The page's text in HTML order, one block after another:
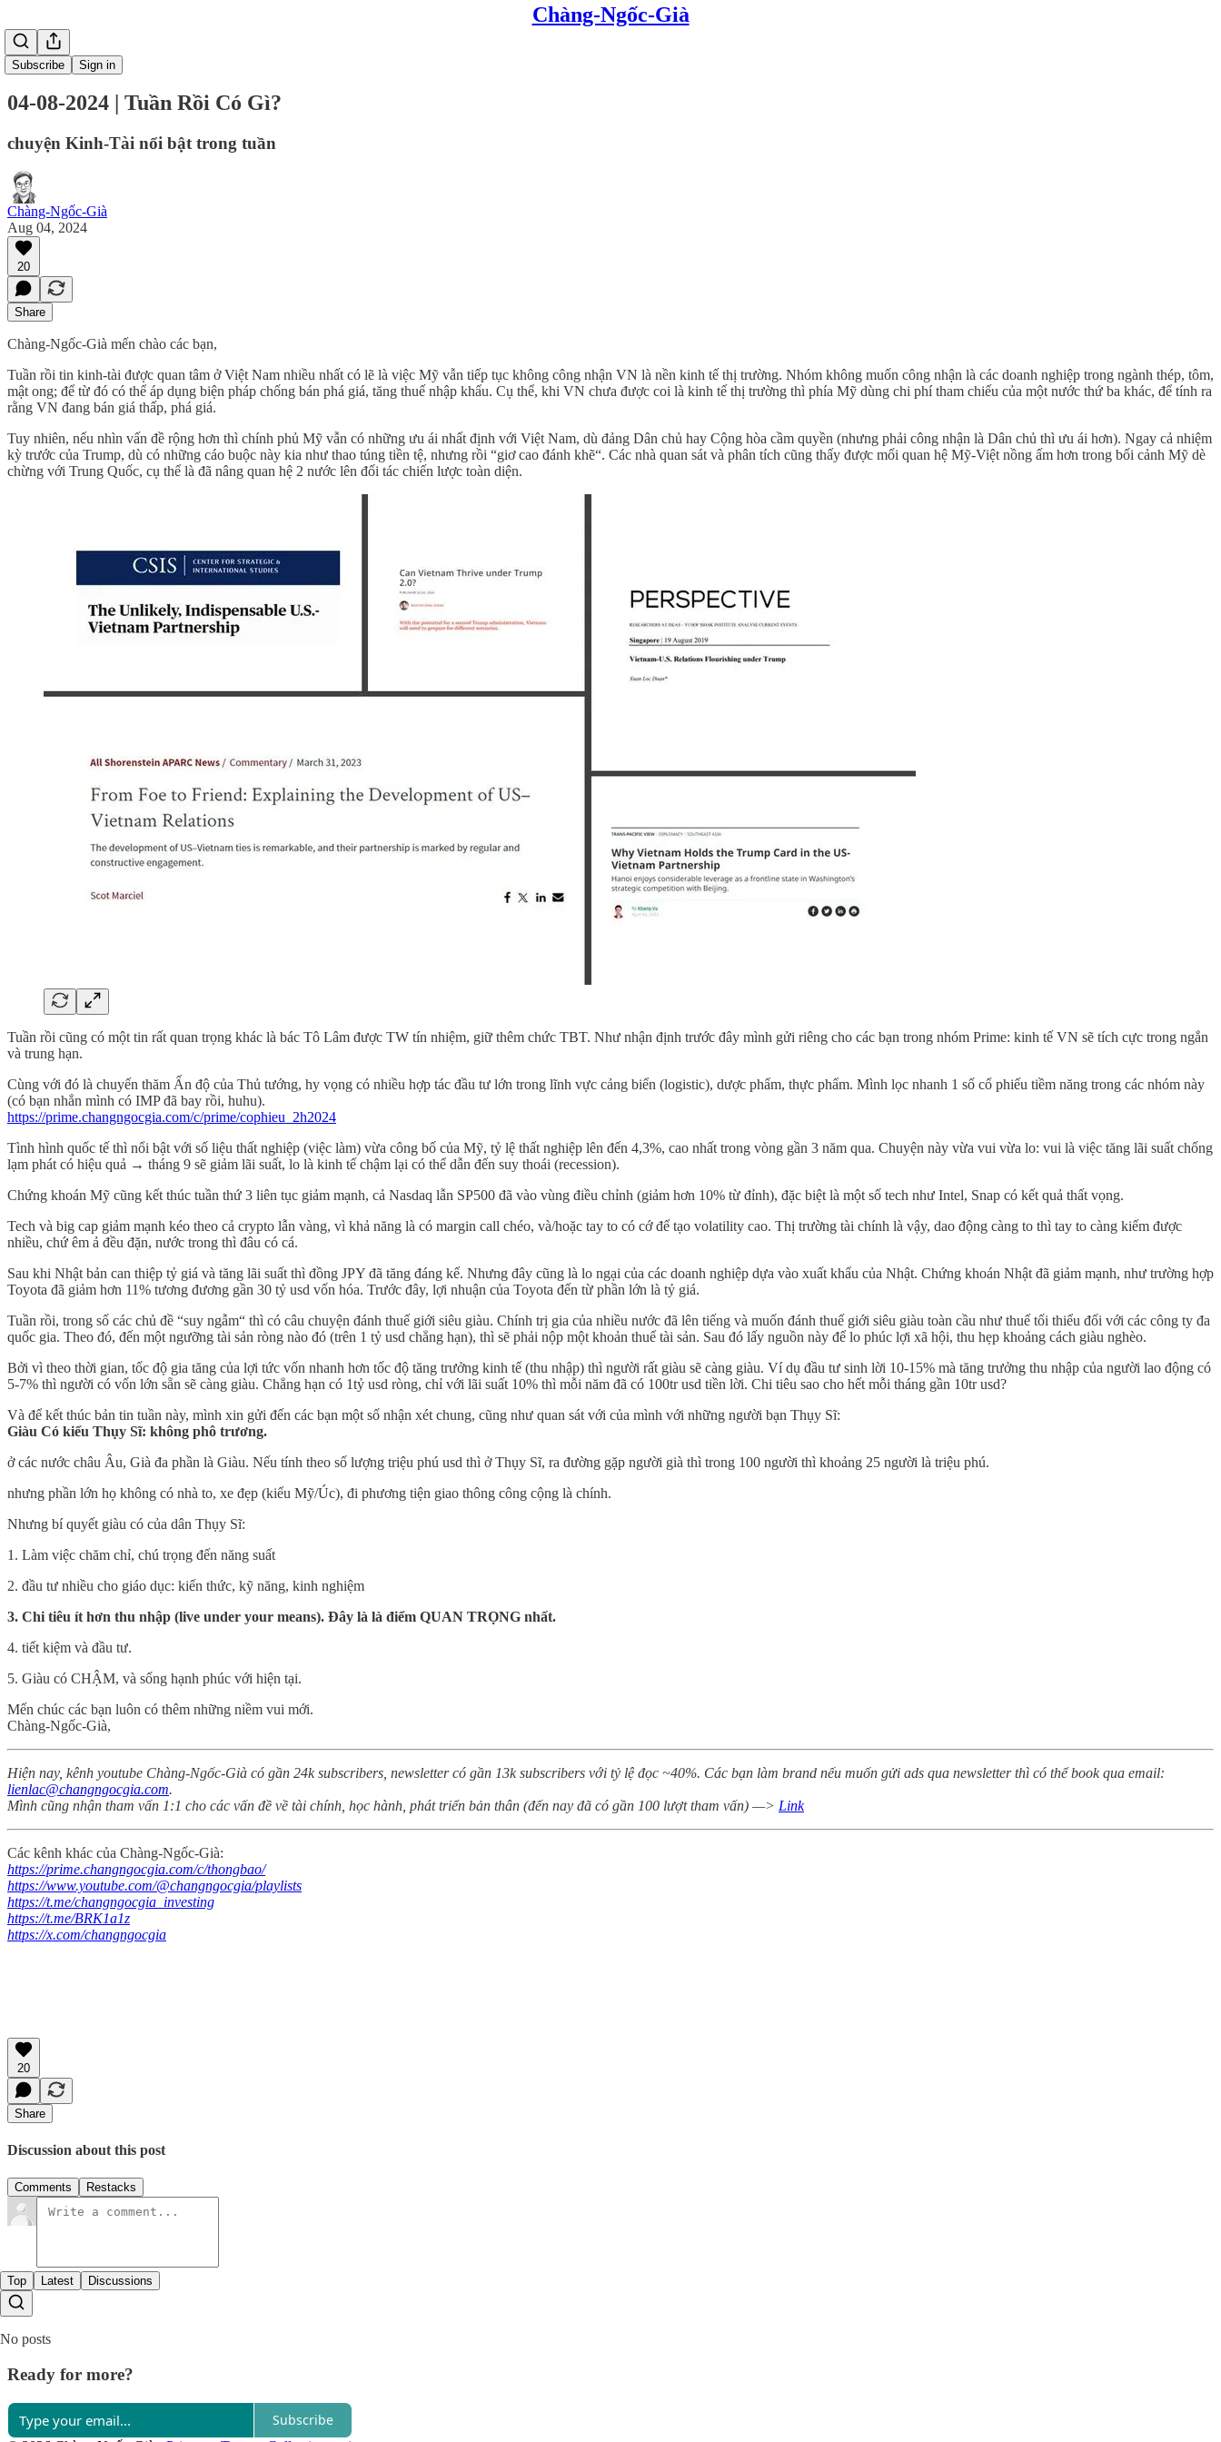
Chàng-Ngốc-Già
Subscribe Sign in
04-08-2024 | Tuần Rồi Có Gì?
chuyện Kinh-Tài nổi bật trong tuần
Chàng-Ngốc-Già
Aug 04, 2024
20
Share
Chàng-Ngốc-Già mến chào các bạn,
Tuần rồi tin kinh-tài được quan tâm ở Việt Nam nhiều nhất có lẽ là việc Mỹ vẫn tiếp tục không công nhận VN là nền kinh tế thị trường. Nhóm không muốn công nhận là các doanh nghiệp trong ngành thép, tôm,
mật ong; để từ đó có thể áp dụng biện pháp chống bán phá giá, tăng thuế nhập khẩu. Cụ thể, khi VN chưa được coi là kinh tế thị trường thì phía Mỹ dùng chi phí tham chiếu của một nước thứ ba khác, để tính ra
rằng VN đang bán giá thấp, phá giá.
Tuy nhiên, nếu nhìn vấn đề rộng hơn thì chính phủ Mỹ vẫn có những ưu ái nhất định với Việt Nam, dù đảng Dân chủ hay Cộng hòa cầm quyền (nhưng phải công nhận là Dân chủ thì ưu ái hơn). Ngay cả nhiệm
kỳ trước của Trump, dù có những cáo buộc này kia như thao túng tiền tệ, nhưng rồi “giơ cao đánh khẽ“. Các nhà quan sát và phân tích cũng thấy được mối quan hệ Mỹ-Việt nồng ấm hơn trong bối cảnh Mỹ dè
chừng với Trung Quốc, cụ thể là đã nâng quan hệ 2 nước lên đối tác chiến lược toàn diện.
Tuần rồi cũng có một tin rất quan trọng khác là bác Tô Lâm được TW tín nhiệm, giữ thêm chức TBT. Như nhận định trước đây mình gửi riêng cho các bạn trong nhóm Prime: kinh tế VN sẽ tích cực trong ngắn
và trung hạn.
Cùng với đó là chuyến thăm Ấn độ của Thủ tướng, hy vọng có nhiều hợp tác đầu tư lớn trong lĩnh vực cảng biển (logistic), dược phẩm, thực phẩm. Mình lọc nhanh 1 số cổ phiếu tiềm năng trong các nhóm này
(có bạn nhắn mình có IMP đã bay rồi, huhu).
https://prime.changngocgia.com/c/prime/cophieu_2h2024
Tình hình quốc tế thì nổi bật với số liệu thất nghiệp (việc làm) vừa công bố của Mỹ, tỷ lệ thất nghiệp lên đến 4,3%, cao nhất trong vòng gần 3 năm qua. Chuyện này vừa vui vừa lo: vui là việc tăng lãi suất chống
lạm phát có hiệu quả → tháng 9 sẽ giảm lãi suất, lo là kinh tế chậm lại có thể dẫn đến suy thoái (recession).
Chứng khoán Mỹ cũng kết thúc tuần thứ 3 liên tục giảm mạnh, cả Nasdaq lẫn SP500 đã vào vùng điều chỉnh (giảm hơn 10% từ đỉnh), đặc biệt là một số tech như Intel, Snap có kết quả thất vọng.
Tech và big cap giảm mạnh kéo theo cả crypto lẫn vàng, vì khả năng là có margin call chéo, và/hoặc tay to có cớ để tạo volatility cao. Thị trường tài chính là vậy, dao động càng to thì tay to càng kiếm được
nhiều, chứ êm ả đều đặn, nước trong thì đâu có cá.
Sau khi Nhật bản can thiệp tỷ giá và tăng lãi suất thì đồng JPY đã tăng đáng kể. Nhưng đây cũng là lo ngại của các doanh nghiệp dựa vào xuất khẩu của Nhật. Chứng khoán Nhật đã giảm mạnh, như trường hợp
Toyota đã giảm hơn 11% tương đương gần 30 tỷ usd vốn hóa. Trước đây, lợi nhuận của Toyota đến từ phần lớn là tỷ giá.
Tuần rồi, trong số các chủ đề “suy ngẫm“ thì có câu chuyện đánh thuế giới siêu giàu. Chính trị gia của nhiều nước đã lên tiếng và muốn đánh thuế giới siêu giàu toàn cầu như thuế tối thiểu đối với các công ty đa
quốc gia. Theo đó, đến một ngưỡng tài sản ròng nào đó (trên 1 tỷ usd chẳng hạn), thì sẽ phải nộp một khoản thuế tài sản. Sau đó lấy nguồn này để lo phúc lợi xã hội, thu hẹp khoảng cách giàu nghèo.
Bởi vì theo thời gian, tốc độ gia tăng của lợi tức vốn nhanh hơn tốc độ tăng trưởng kinh tế (thu nhập) thì người rất giàu sẽ càng giàu. Ví dụ đầu tư sinh lời 10-15% mà tăng trưởng thu nhập của người lao động có
5-7% thì người có vốn lớn sẵn sẽ càng giàu. Chẳng hạn có 1tỷ usd ròng, chỉ với lãi suất 10% thì mỗi năm đã có 100tr usd tiền lời. Chi tiêu sao cho hết mỗi tháng gần 10tr usd?
Và để kết thúc bản tin tuần này, mình xin gửi đến các bạn một số nhận xét chung, cũng như quan sát với của mình với những người bạn Thụy Sĩ:
Giàu Có kiểu Thụy Sĩ: không phô trương.
ở các nước châu Âu, Già đa phần là Giàu. Nếu tính theo số lượng triệu phú usd thì ở Thụy Sĩ, ra đường gặp người già thì trong 100 người thì khoảng 25 người là triệu phú.
nhưng phần lớn họ không có nhà to, xe đẹp (kiểu Mỹ/Úc), đi phương tiện giao thông công cộng là chính.
Nhưng bí quyết giàu có của dân Thụy Sĩ:
1. Làm việc chăm chỉ, chú trọng đến năng suất
2. đầu tư nhiều cho giáo dục: kiến thức, kỹ năng, kinh nghiệm
3. Chi tiêu ít hơn thu nhập (live under your means). Đây là là điểm QUAN TRỌNG nhất.
4. tiết kiệm và đầu tư.
5. Giàu có CHẬM, và sống hạnh phúc với hiện tại.
Mến chúc các bạn luôn có thêm những niềm vui mới.
Chàng-Ngốc-Già,
Hiện nay, kênh youtube Chàng-Ngốc-Già có gần 24k subscribers, newsletter có gần 13k subscribers với tỷ lệ đọc ~40%. Các bạn làm brand nếu muốn gửi ads qua newsletter thì có thể book qua email:
lienlac@changngocgia.com.
Mình cũng nhận tham vấn 1:1 cho các vấn đề về tài chính, học hành, phát triển bản thân (đến nay đã có gần 100 lượt tham vấn) —> Link
Các kênh khác của Chàng-Ngốc-Già:
https://prime.changngocgia.com/c/thongbao/
https://www.youtube.com/@changngocgia/playlists
https://t.me/changngocgia_investing
https://t.me/BRK1a1z
https://x.com/changngocgia
20
Share
Discussion about this post
Comments Restacks
Top Latest Discussions
No posts
Ready for more?
Subscribe